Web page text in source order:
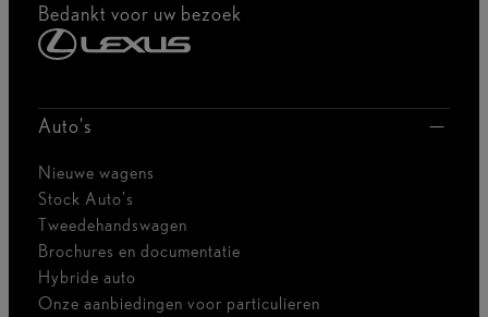
Bedankt voor uw bezoek
Auto's
Nieuwe wagens
Stock Auto's
Tweedehandswagen
Brochures en documentatie
Hybride auto
Onze aanbiedingen voor particulieren